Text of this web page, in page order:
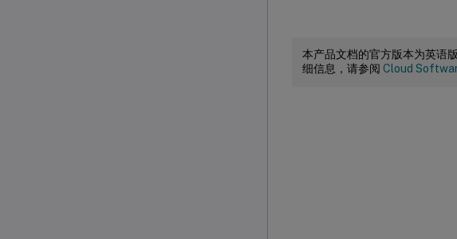
本产品文档的官方版本为英语
细信息，请参阅 Cloud